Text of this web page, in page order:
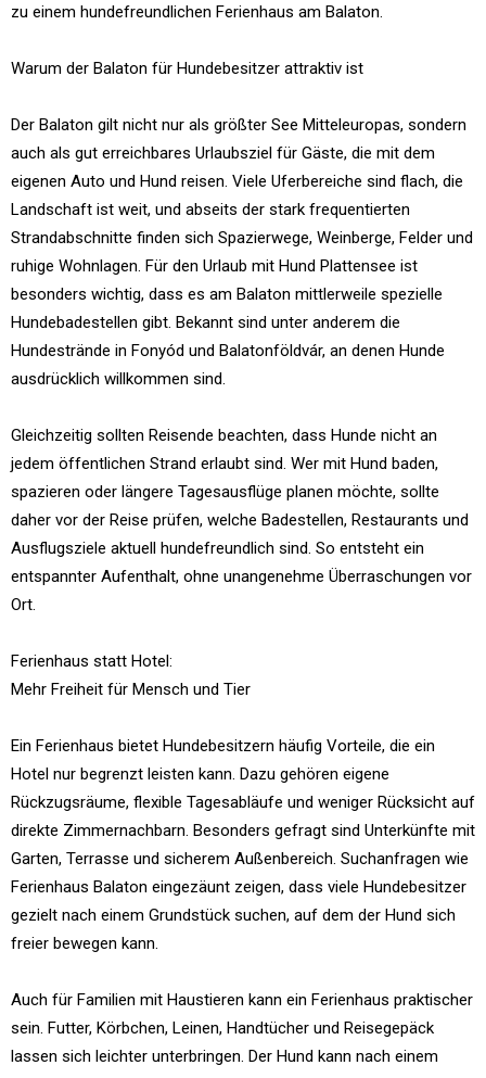
zu einem hundefreundlichen Ferienhaus am Balaton.
Warum der Balaton für Hundebesitzer attraktiv ist
Der Balaton gilt nicht nur als größter See Mitteleuropas, sondern
auch als gut erreichbares Urlaubsziel für Gäste, die mit dem
eigenen Auto und Hund reisen. Viele Uferbereiche sind flach, die
Landschaft ist weit, und abseits der stark frequentierten
Strandabschnitte finden sich Spazierwege, Weinberge, Felder und
ruhige Wohnlagen. Für den Urlaub mit Hund Plattensee ist
besonders wichtig, dass es am Balaton mittlerweile spezielle
Hundebadestellen gibt. Bekannt sind unter anderem die
Hundestrände in Fonyód und Balatonföldvár, an denen Hunde
ausdrücklich willkommen sind.
Gleichzeitig sollten Reisende beachten, dass Hunde nicht an
jedem öffentlichen Strand erlaubt sind. Wer mit Hund baden,
spazieren oder längere Tagesausflüge planen möchte, sollte
daher vor der Reise prüfen, welche Badestellen, Restaurants und
Ausflugsziele aktuell hundefreundlich sind. So entsteht ein
entspannter Aufenthalt, ohne unangenehme Überraschungen vor
Ort.
Ferienhaus statt Hotel:
Mehr Freiheit für Mensch und Tier
Ein Ferienhaus bietet Hundebesitzern häufig Vorteile, die ein
Hotel nur begrenzt leisten kann. Dazu gehören eigene
Rückzugsräume, flexible Tagesabläufe und weniger Rücksicht auf
direkte Zimmernachbarn. Besonders gefragt sind Unterkünfte mit
Garten, Terrasse und sicherem Außenbereich. Suchanfragen wie
Ferienhaus Balaton eingezäunt zeigen, dass viele Hundebesitzer
gezielt nach einem Grundstück suchen, auf dem der Hund sich
freier bewegen kann.
Auch für Familien mit Haustieren kann ein Ferienhaus praktischer
sein. Futter, Körbchen, Leinen, Handtücher und Reisegepäck
lassen sich leichter unterbringen. Der Hund kann nach einem